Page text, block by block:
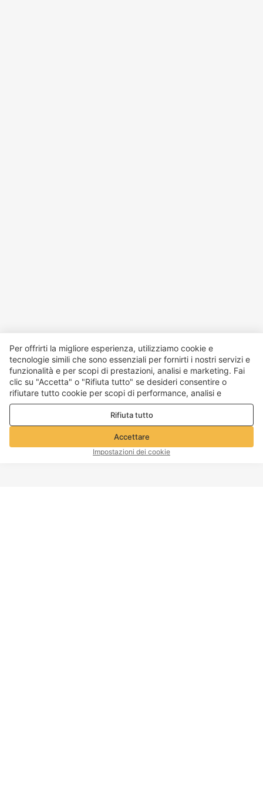
Per offrirti la migliore esperienza, utilizziamo cookie e
tecnologie simili che sono essenziali per fornirti i nostri servizi e
funzionalità e per scopi di prestazioni, analisi e marketing. Fai
clic su "Accetta" o "Rifiuta tutto" se desideri consentire o
rifiutare tutto cookie per scopi di performance, analisi e
marketing. Per maggiori dettagli consultare la nostraPolitica
Rifiuta tutto
Accettare
Impostazioni dei cookie